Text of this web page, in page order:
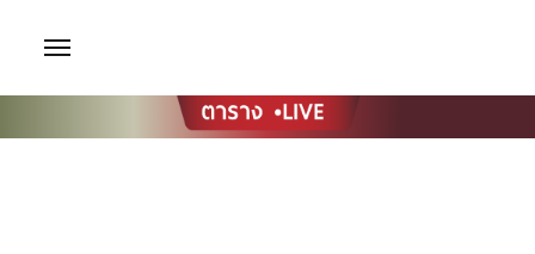
แหวน แหวนเพชรเม็ดเดี่ยว